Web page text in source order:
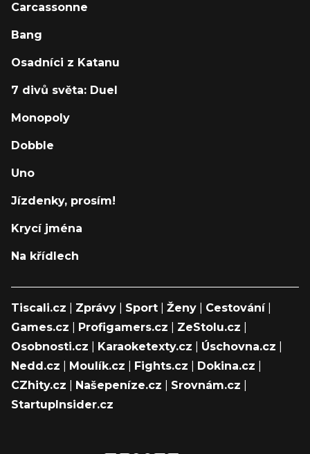
Carcassonne
Bang
Osadníci z Katanu
7 divů světa: Duel
Monopoly
Dobble
Uno
Jízdenky, prosím!
Krycí jména
Na křídlech
Tiscali.cz Zprávy Sport Ženy Cestování|
Games.cz
Profigamers.cz ZeStolu.cz
Osobnosti.cz
Karaoketexty.cz Úschovna.cz
Nedd.cz
Moulík.cz Fights.cz Dokina.cz
CZhity.cz
Našepeníze.cz Srovnám.cz
StartupInsider.cz